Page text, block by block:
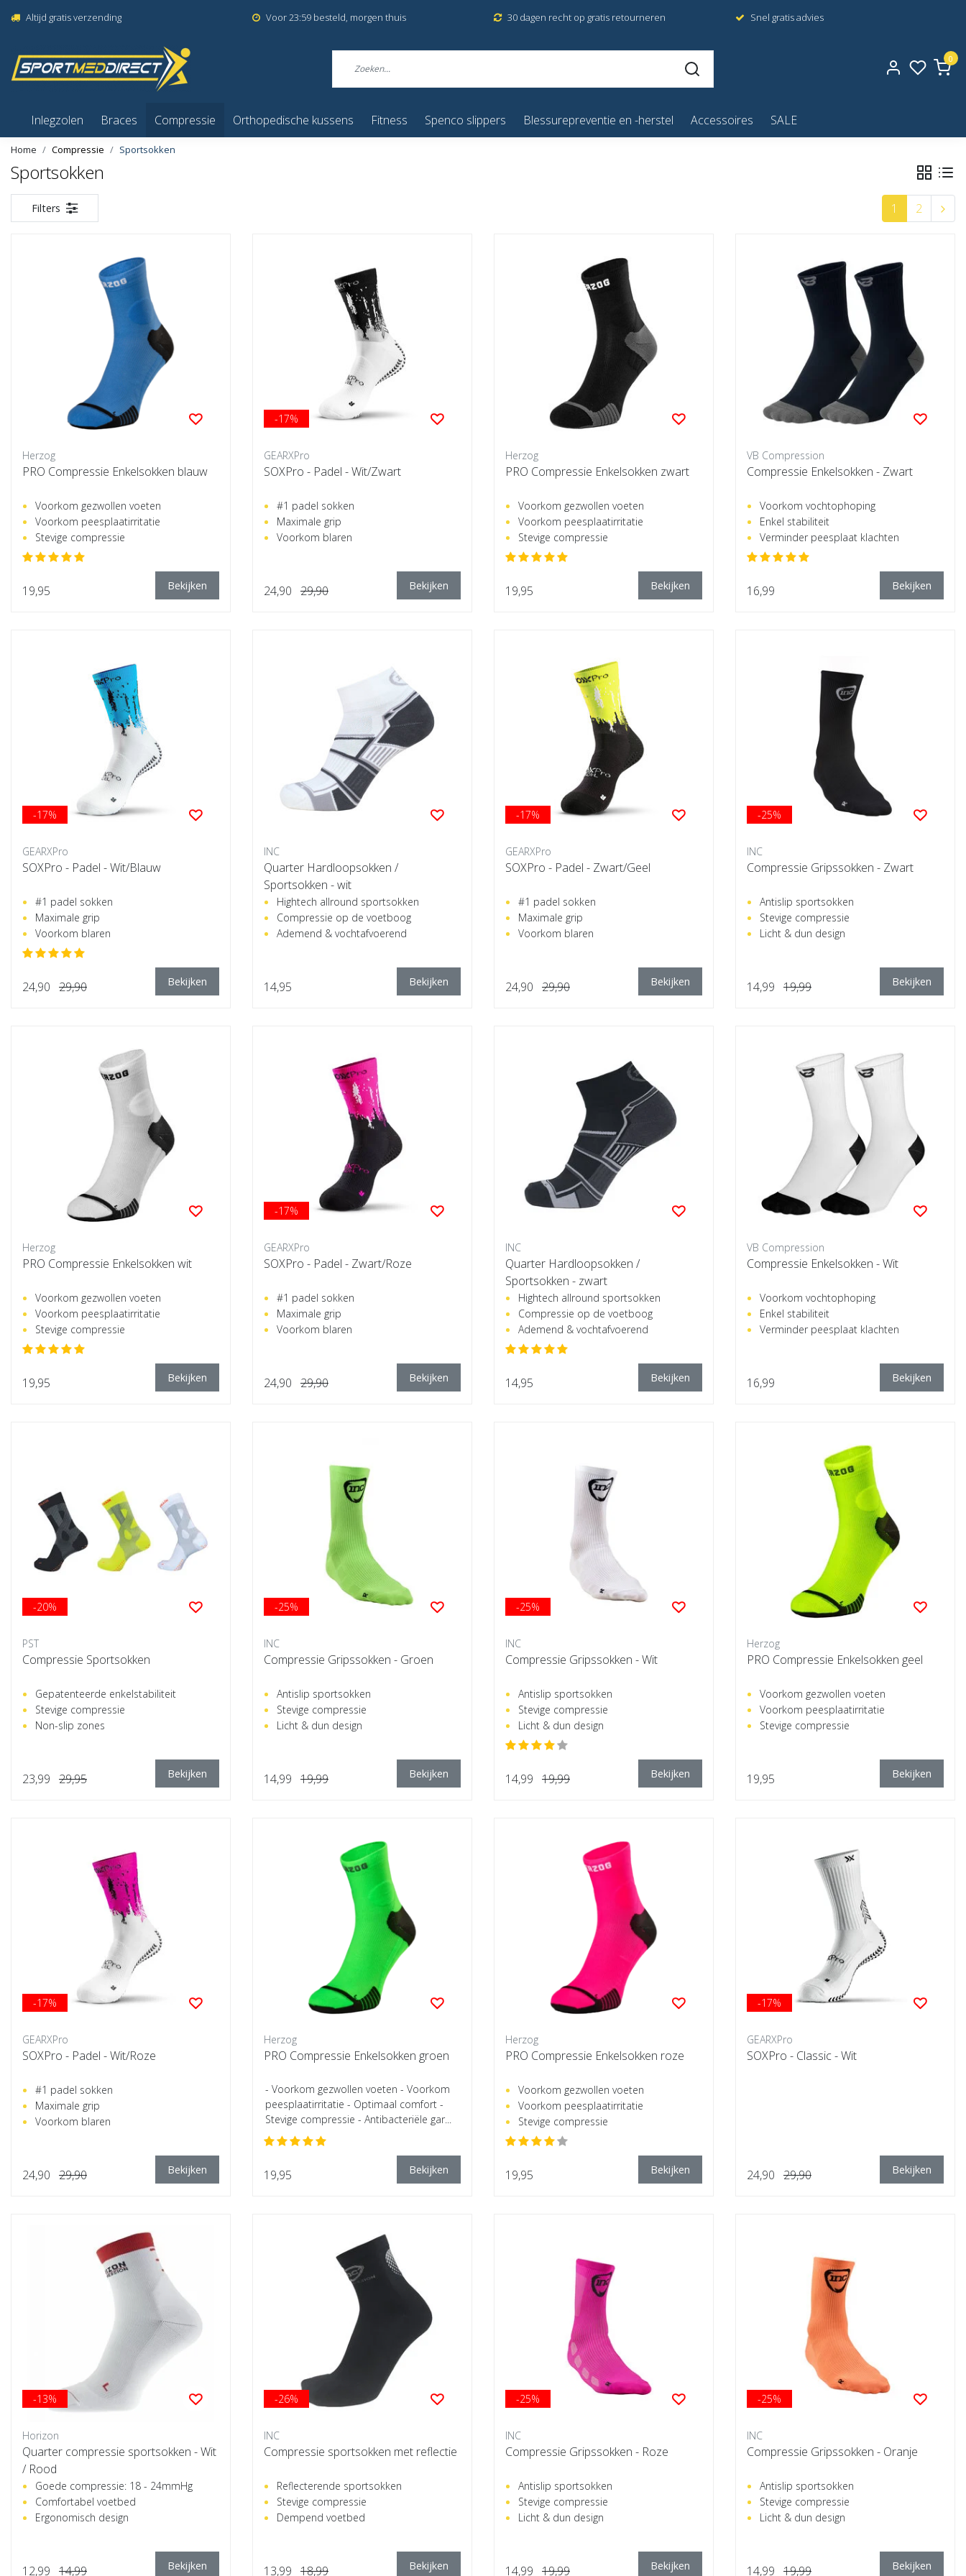
Altijd gratis verzending Voor 23:59 besteld, morgen thuis 30 dagen recht op gratis retourneren Snel gratis advies
0
Inlegzolen Braces Compressie Orthopedische kussens Fitness Spenco slippers Blessurepreventie en -herstel Accessoires SALE
Home Compressie Sportsokken
Sportsokken
Filters 1 2
Herzog
PRO Compressie Enkelsokken blauw
Voorkom gezwollen voeten
Voorkom peesplaatirritatie
Stevige compressie
19,95 Bekijken
-17%
GEARXPro
SOXPro - Padel - Wit/Zwart
#1 padel sokken
Maximale grip
Voorkom blaren
24,90 29,90 Bekijken
Herzog
PRO Compressie Enkelsokken zwart
Voorkom gezwollen voeten
Voorkom peesplaatirritatie
Stevige compressie
19,95 Bekijken
VB Compression
Compressie Enkelsokken - Zwart
Voorkom vochtophoping
Enkel stabiliteit
Verminder peesplaat klachten
16,99 Bekijken
-17%
GEARXPro
SOXPro - Padel - Wit/Blauw
#1 padel sokken
Maximale grip
Voorkom blaren
24,90 29,90 Bekijken
INC
Quarter Hardloopsokken /
Sportsokken - wit
Hightech allround sportsokken
Compressie op de voetboog
Ademend & vochtafvoerend
14,95 Bekijken
-17%
GEARXPro
SOXPro - Padel - Zwart/Geel
#1 padel sokken
Maximale grip
Voorkom blaren
24,90 29,90 Bekijken
-25%
INC
Compressie Gripssokken - Zwart
Antislip sportsokken
Stevige compressie
Licht & dun design
14,99 19,99 Bekijken
Herzog
PRO Compressie Enkelsokken wit
Voorkom gezwollen voeten
Voorkom peesplaatirritatie
Stevige compressie
19,95 Bekijken
-17%
GEARXPro
SOXPro - Padel - Zwart/Roze
#1 padel sokken
Maximale grip
Voorkom blaren
24,90 29,90 Bekijken
INC
Quarter Hardloopsokken /
Sportsokken - zwart
Hightech allround sportsokken
Compressie op de voetboog
Ademend & vochtafvoerend
14,95 Bekijken
VB Compression
Compressie Enkelsokken - Wit
Voorkom vochtophoping
Enkel stabiliteit
Verminder peesplaat klachten
16,99 Bekijken
-20%
PST
Compressie Sportsokken
Gepatenteerde enkelstabiliteit
Stevige compressie
Non-slip zones
23,99 29,95 Bekijken
-25%
INC
Compressie Gripssokken - Groen
Antislip sportsokken
Stevige compressie
Licht & dun design
14,99 19,99 Bekijken
-25%
INC
Compressie Gripssokken - Wit
Antislip sportsokken
Stevige compressie
Licht & dun design
14,99 19,99 Bekijken
Herzog
PRO Compressie Enkelsokken geel
Voorkom gezwollen voeten
Voorkom peesplaatirritatie
Stevige compressie
19,95 Bekijken
-17%
GEARXPro
SOXPro - Padel - Wit/Roze
#1 padel sokken
Maximale grip
Voorkom blaren
24,90 29,90 Bekijken
Herzog
PRO Compressie Enkelsokken groen
- Voorkom gezwollen voeten - Voorkom
peesplaatirritatie - Optimaal comfort -
Stevige compressie - Antibacteriële gar...
19,95 Bekijken
Herzog
PRO Compressie Enkelsokken roze
Voorkom gezwollen voeten
Voorkom peesplaatirritatie
Stevige compressie
19,95 Bekijken
-17%
GEARXPro
SOXPro - Classic - Wit
24,90 29,90 Bekijken
-13%
Horizon
Quarter compressie sportsokken - Wit
/ Rood
Goede compressie: 18 - 24mmHg
Comfortabel voetbed
Ergonomisch design
12,99 14,99 Bekijken
-26%
INC
Compressie sportsokken met reflectie
Reflecterende sportsokken
Stevige compressie
Dempend voetbed
13,99 18,99 Bekijken
-25%
INC
Compressie Gripssokken - Roze
Antislip sportsokken
Stevige compressie
Licht & dun design
14,99 19,99 Bekijken
-25%
INC
Compressie Gripssokken - Oranje
Antislip sportsokken
Stevige compressie
Licht & dun design
14,99 19,99 Bekijken